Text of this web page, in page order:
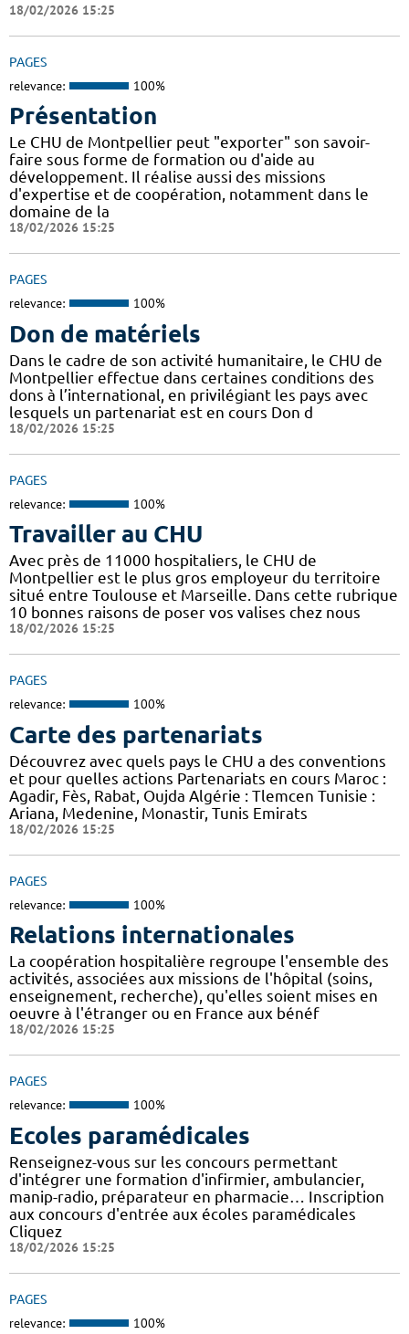
18/02/2026 15:25
PAGES
relevance: 100%
Présentation
Le CHU de Montpellier peut "exporter" son savoir-
faire sous forme de formation ou d'aide au
développement. Il réalise aussi des missions
d'expertise et de coopération, notamment dans le
domaine de la
18/02/2026 15:25
PAGES
relevance: 100%
Don de matériels
Dans le cadre de son activité humanitaire, le CHU de
Montpellier effectue dans certaines conditions des
dons à l’international, en privilégiant les pays avec
lesquels un partenariat est en cours Don d
18/02/2026 15:25
PAGES
relevance: 100%
Travailler au CHU
Avec près de 11000 hospitaliers, le CHU de
Montpellier est le plus gros employeur du territoire
situé entre Toulouse et Marseille. Dans cette rubrique
10 bonnes raisons de poser vos valises chez nous
18/02/2026 15:25
PAGES
relevance: 100%
Carte des partenariats
Découvrez avec quels pays le CHU a des conventions
et pour quelles actions Partenariats en cours Maroc :
Agadir, Fès, Rabat, Oujda Algérie : Tlemcen Tunisie :
Ariana, Medenine, Monastir, Tunis Emirats
18/02/2026 15:25
PAGES
relevance: 100%
Relations internationales
La coopération hospitalière regroupe l'ensemble des
activités, associées aux missions de l'hôpital (soins,
enseignement, recherche), qu'elles soient mises en
oeuvre à l'étranger ou en France aux bénéf
18/02/2026 15:25
PAGES
relevance: 100%
Ecoles paramédicales
Renseignez-vous sur les concours permettant
d'intégrer une formation d'infirmier, ambulancier,
manip-radio, préparateur en pharmacie… Inscription
aux concours d'entrée aux écoles paramédicales
Cliquez
18/02/2026 15:25
PAGES
relevance: 100%